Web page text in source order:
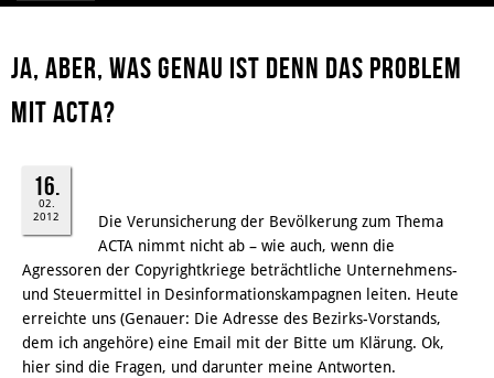
Facebook
Ja, aber, was genau ist denn das Problem
mit ACTA?
16.
02.
2012
Die Verunsicherung der Bevölkerung zum Thema
ACTA nimmt nicht ab – wie auch, wenn die
Agressoren der Copyrightkriege beträchtliche Unternehmens-
und Steuermittel in Desinformationskampagnen leiten. Heute
erreichte uns (Genauer: Die Adresse des Bezirks-Vorstands,
dem ich angehöre) eine Email mit der Bitte um Klärung. Ok,
hier sind die Fragen, und darunter meine Antworten.